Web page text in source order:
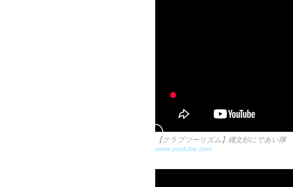
【クラブツーリズム】縄文杉にであい隊
www.youtube.com